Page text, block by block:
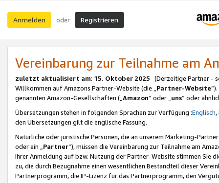
Anmelden oder Registrieren
Vereinbarung zur Teilnahme am
zuletzt aktualisiert am: 15. Oktober 2025 (Derzeitige Partner -
Willkommen auf Amazons Partner-Website (die „Partner-Website
genannten Amazon-Gesellschaften („Amazon“ oder „uns“ oder
Übersetzungen stehen in folgenden Sprachen zur Verfügung :Englisch,
den Übersetzungen gilt die englische Fassung.
Natürliche oder juristische Personen, die an unserem Marketing-
oder ein „Partner“), müssen die Vereinbarung zur Teilnahme am
Ihrer Anmeldung auf bzw. Nutzung der Partner-Website stimmen Sie
zu, die durch Bezugnahme einen wesentlichen Bestandteil dieser
Partnerprogramm, die IP-Lizenz für das Partnerprogramm, den